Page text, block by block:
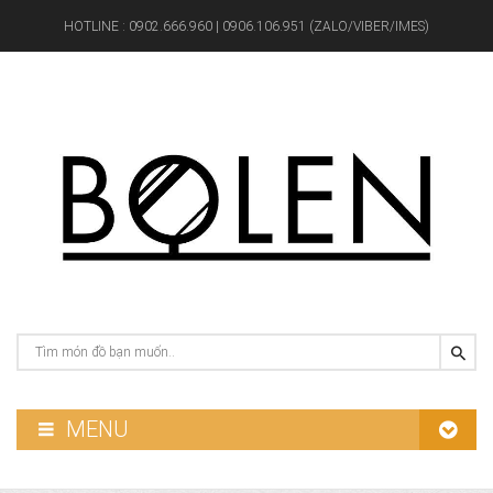
HOTLINE : 0902.666.960 | 0906.106.951 (ZALO/VIBER/IMES)
MENU